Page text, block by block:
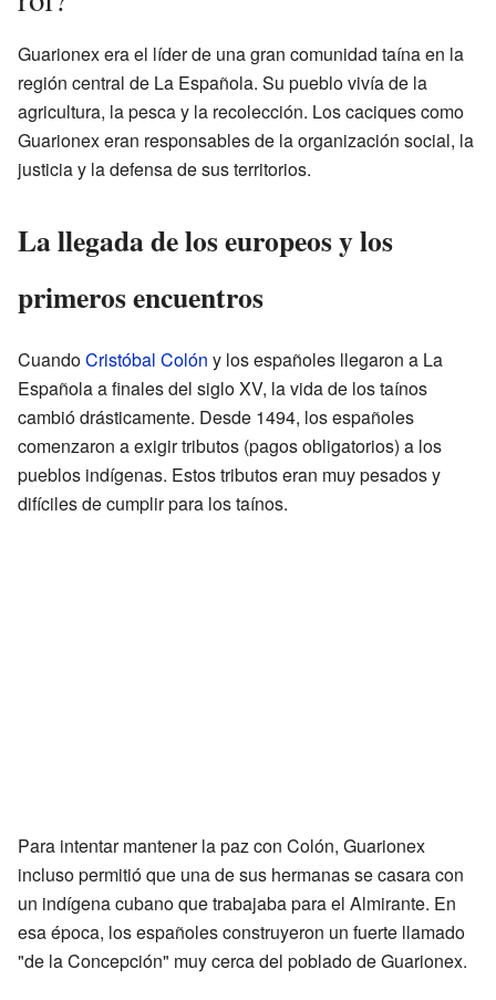
Guarionex era el líder de una gran comunidad taína en la
región central de La Española. Su pueblo vivía de la
agricultura, la pesca y la recolección. Los caciques como
Guarionex eran responsables de la organización social, la
justicia y la defensa de sus territorios.
La llegada de los europeos y los
primeros encuentros
CuandoCristóbal Colón y los españoles llegaron a La
Española a finales del siglo XV, la vida de los taínos
cambió drásticamente. Desde 1494, los españoles
comenzaron a exigir tributos (pagos obligatorios) a los
pueblos indígenas. Estos tributos eran muy pesados y
difíciles de cumplir para los taínos.
Para intentar mantener la paz con Colón, Guarionex
incluso permitió que una de sus hermanas se casara con
un indígena cubano que trabajaba para el Almirante. En
esa época, los españoles construyeron un fuerte llamado
"de la Concepción" muy cerca del poblado de Guarionex.